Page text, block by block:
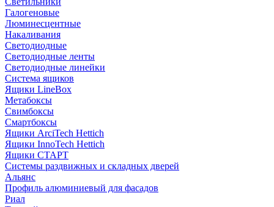
Галогеновые
Люминесцентные
Накаливания
Светодиодные
Светодиодные ленты
Светодиодные линейки
Система ящиков
Ящики LineBox
Метабоксы
Свимбоксы
Смартбоксы
Ящики ArciTech Hettich
Ящики InnoTech Hettich
Ящики СТАРТ
Системы раздвижных и складных дверей
Альянс
Профиль алюминиевый для фасадов
Риал